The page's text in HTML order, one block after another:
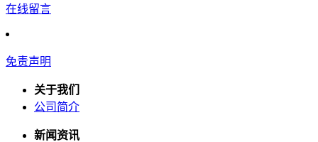
在线留言
免责声明
关于我们
公司简介
新闻资讯